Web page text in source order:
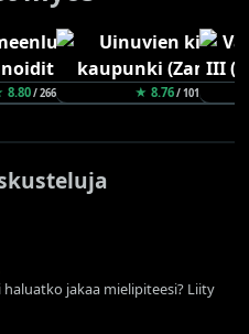
8.80/ 266 ★ 8.76/ 101
jakaa mielipiteesi? Liity